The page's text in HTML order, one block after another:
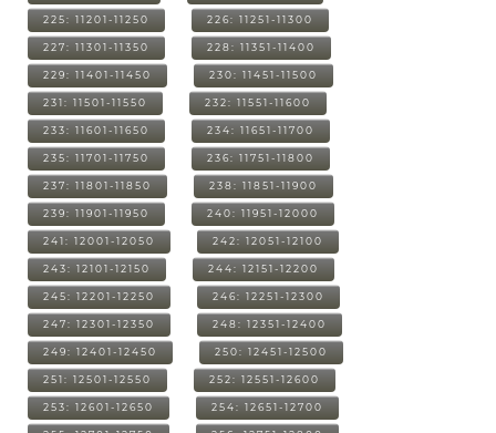
225: 11201-11250 226: 11251-11300
227: 11301-11350 228: 11351-11400
229: 11401-11450 230: 11451-11500
231: 11501-11550 232: 11551-11600
233: 11601-11650 234: 11651-11700
235: 11701-11750 236: 11751-11800
237: 11801-11850 238: 11851-11900
239: 11901-11950 240: 11951-12000
241: 12001-12050 242: 12051-12100
243: 12101-12150 244: 12151-12200
245: 12201-12250 246: 12251-12300
247: 12301-12350 248: 12351-12400
249: 12401-12450 250: 12451-12500
251: 12501-12550 252: 12551-12600
253: 12601-12650 254: 12651-12700